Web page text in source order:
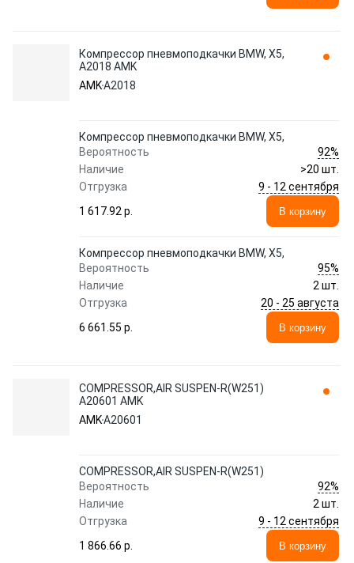
Компрессор пневмоподкачки BMW, X5,
A2018 AMK
AMKA2018
Компрессор пневмоподкачки BMW, X5,
Вероятность
92%
Наличие
>20 шт.
Отгрузка
9 - 12 сентября
1 617.92 p.
В корзину
Компрессор пневмоподкачки BMW, X5,
Вероятность
95%
Наличие
2 шт.
Отгрузка
20 - 25 августа
6 661.55 p.
В корзину
COMPRESSOR,AIR SUSPEN-R(W251)
A20601 AMK
AMKA20601
COMPRESSOR,AIR SUSPEN-R(W251)
Вероятность
92%
Наличие
2 шт.
Отгрузка
9 - 12 сентября
1 866.66 p.
В корзину